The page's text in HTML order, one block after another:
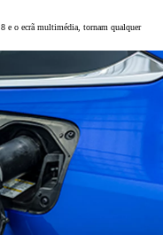
e o ecrã multimédia, tornam qualquer